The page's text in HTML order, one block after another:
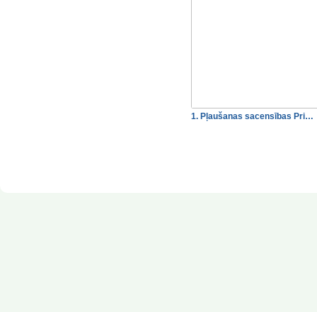
1. Pļaušanas sacensības Pri…